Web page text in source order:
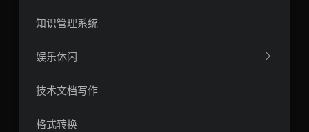
知识管理系统
娱乐休闲
技术文档写作
格式转换